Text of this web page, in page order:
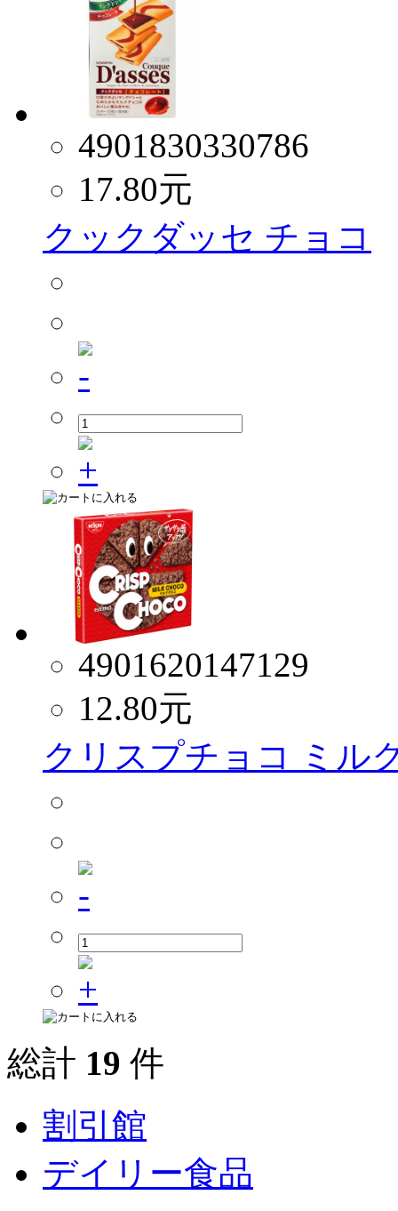
4901830330786
17.80元
クックダッセ チョコ
4901620147129
12.80元
クリスプチョコ ミル
総計 19 件
割引館
デイリー食品